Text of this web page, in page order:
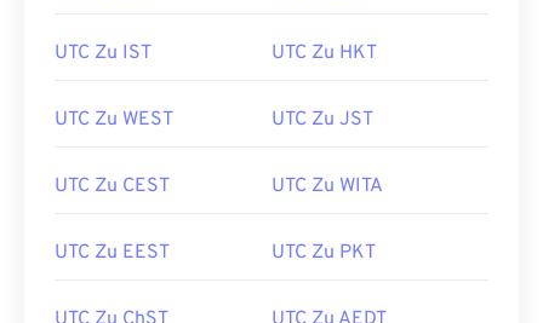
UTC Zu IST UTC Zu HKT
UTC Zu WEST UTC Zu JST
UTC Zu CEST UTC Zu WITA
UTC Zu EEST UTC Zu PKT